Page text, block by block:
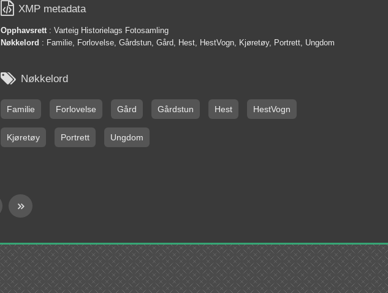
 XMP metadata
Opphavsrett: Varteig Historielags Fotosamling
Nøkkelord : Familie, Forlovelse, Gårdstun, Gård, Hest, HestVogn, Kjøretøy, Portrett, Ungdom
 Nøkkelord
Familie Forlovelse Gård Gårdstun Hest HestVogn
Kjøretøy Portrett Ungdom